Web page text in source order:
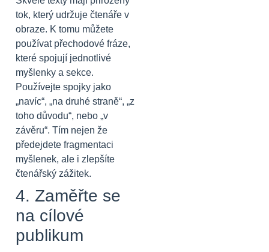
tok, který udržuje čtenáře v
obraze. K tomu můžete
používat přechodové fráze,
které spojují jednotlivé
myšlenky a sekce.
Používejte spojky jako
„navíc“, „na druhé straně“, „z
toho důvodu“, nebo „v
závěru“. Tím nejen že
předejdete fragmentaci
myšlenek, ale i zlepšíte
čtenářský zážitek.
4. Zaměřte se
na cílové
publikum